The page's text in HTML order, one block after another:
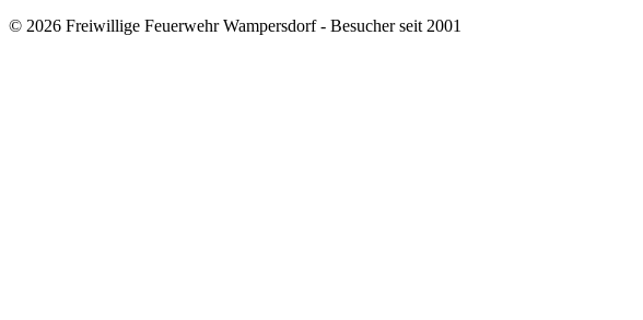
© 2026 Freiwillige Feuerwehr Wampersdorf - Besucher seit 2001